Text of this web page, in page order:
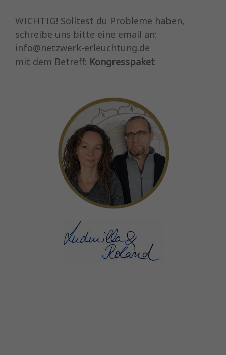
WICHTIG! Solltest du Probleme haben,
schreibe uns bitte eine email an:
info@netzwerk-erleuchtung.de
mit dem Betreff: Kongresspaket